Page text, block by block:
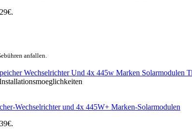
anfallen.
Wechselrichter und 4x 445W+ Marken-Solarmodulen